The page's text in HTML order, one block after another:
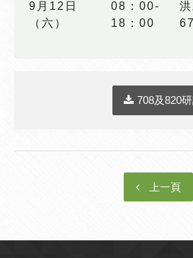
9月12日
（六）
08：00-
18：00
708及820
上一頁